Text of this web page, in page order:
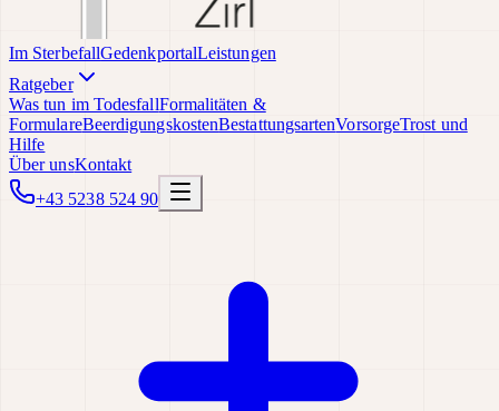
Im SterbefallGedenkportalLeistungen
Ratgeber
Was tun im TodesfallFormalitäten &
FormulareBeerdigungskostenBestattungsartenVorsorgeTrost und
Hilfe
Über unsKontakt
+43 5238 524 90